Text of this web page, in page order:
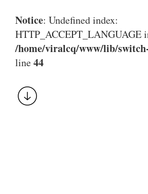
Notice: Undefined index:
HTTP_ACCEPT_LANGUAGE
/home/viralcq/www/lib/
line44